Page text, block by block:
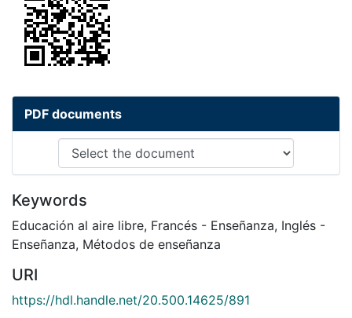
PDF documents
Keywords
Educación al aire libre, Francés - Enseñanza, Inglés -
Enseñanza, Métodos de enseñanza
URI
https://hdl.handle.net/20.500.14625/891